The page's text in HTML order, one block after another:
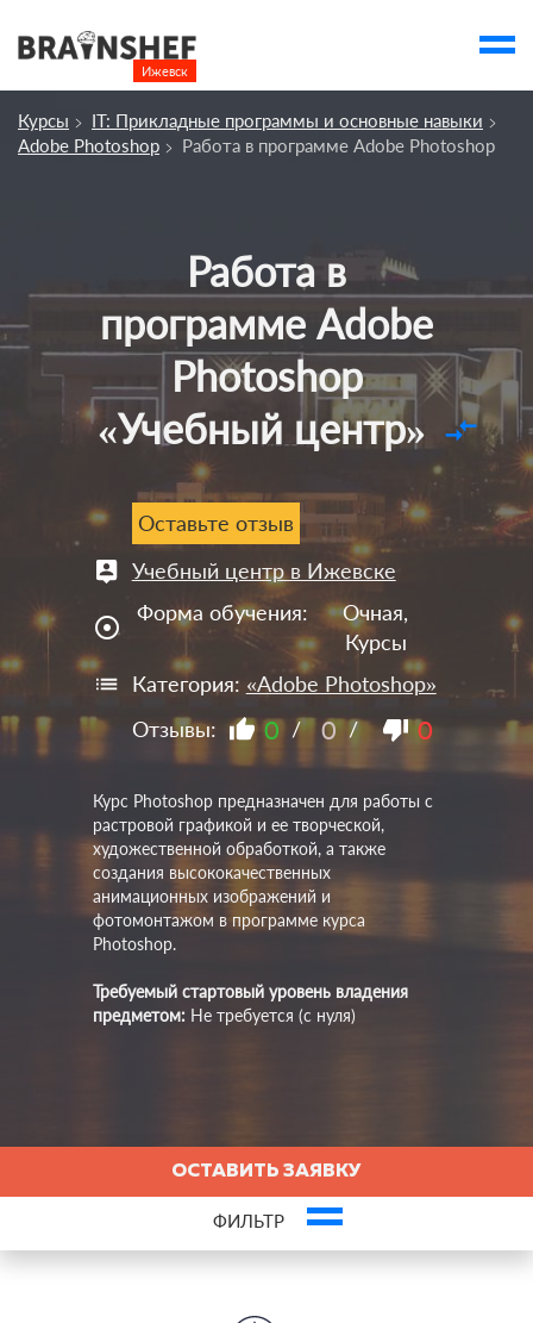
Ижевск
Посмотреть по России
Курсы
Профессии
Отзывы
Курсы
IT: Прикладные программы и основные навыки
Adobe Photoshop
Работа в программе Adobe Photoshop
Работа в
программе Adobe
Photoshop
«Учебный центр» compare_arrows
Учебный центр в Ижевске
adjust
Форма обучения:
Очная,
Курсы
Категория: «Adobe Photoshop»
Отзывы:
0 / 0 / 0
Оставьте отзыв
Курс Photoshop предназначен для работы с
растровой графикой и ее творческой,
художественной обработкой, а также
создания высококачественных
анимационных изображений и
фотомонтажом в программе курса
Photoshop.
Требуемый стартовый уровень владения
предметом: Не требуется (с нуля)
ОСТАВИТЬ ЗАЯВКУ
ФИЛЬТР